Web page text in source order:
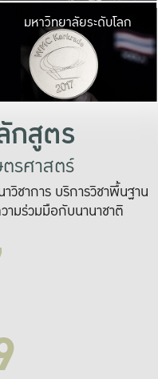
มหาวิ
เปลี่ยนแปลง แล
เพื่อทำง
ระบบสารสนเทศ
มหาวิทยาลัยระดับโลก
กสูตร
รศาสตร์
ชาการ บริการวิชาพื้นฐาน
ามร่วมมือกับนานาชาติ